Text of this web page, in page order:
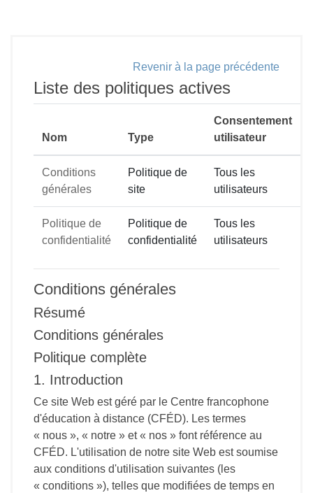
Revenir à la page précédente
Liste des politiques actives
Nom Type
Consentement
utilisateur
Conditions
générales
Politique de
site
Tous les
utilisateurs
Politique de
confidentialité
Politique de
confidentialité
Tous les
utilisateurs
Conditions générales
Résumé
Conditions générales
Politique complète
1. Introduction
Ce site Web est géré par le Centre francophone
d'éducation à distance (CFÉD). Les termes
« nous », « notre » et « nos » font référence au
CFÉD. L'utilisation de notre site Web est soumise
aux conditions d'utilisation suivantes (les
« conditions »), telles que modifiées de temps en